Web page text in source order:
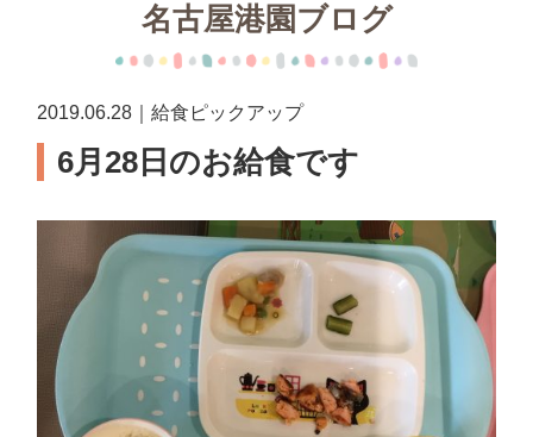
名古屋港園ブログ
2019.06.28｜給食ピックアップ
6月28日のお給食です